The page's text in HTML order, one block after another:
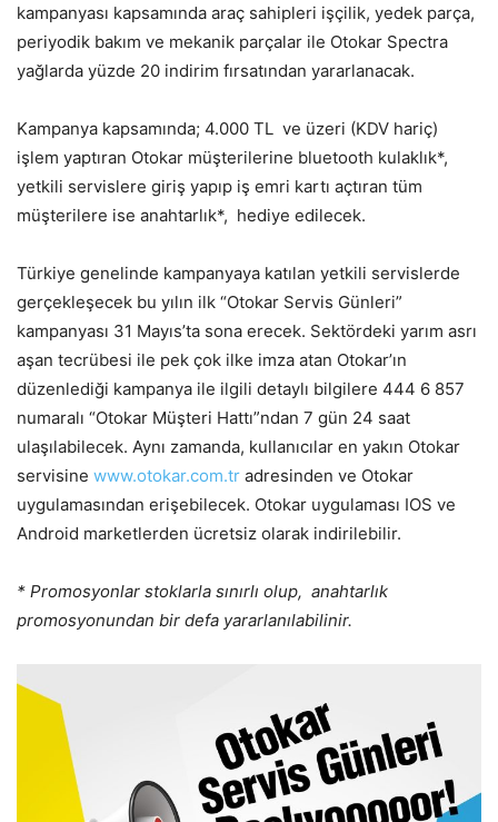
kampanyası kapsamında araç sahipleri işçilik, yedek parça,
periyodik bakım ve mekanik parçalar ile Otokar Spectra
yağlarda yüzde 20 indirim fırsatından yararlanacak.
Kampanya kapsamında; 4.000 TL ve üzeri (KDV hariç)
işlem yaptıran Otokar müşterilerine bluetooth kulaklık*,
yetkili servislere giriş yapıp iş emri kartı açtıran tüm
müşterilere ise anahtarlık*, hediye edilecek.
Türkiye genelinde kampanyaya katılan yetkili servislerde
gerçekleşecek bu yılın ilk “Otokar Servis Günleri”
kampanyası 31 Mayıs’ta sona erecek. Sektördeki yarım asrı
aşan tecrübesi ile pek çok ilke imza atan Otokar’ın
düzenlediği kampanya ile ilgili detaylı bilgilere 444 6 857
numaralı “Otokar Müşteri Hattı”ndan 7 gün 24 saat
ulaşılabilecek. Aynı zamanda, kullanıcılar en yakın Otokar
servisine www.otokar.com.tr adresinden ve Otokar
uygulamasından erişebilecek. Otokar uygulaması IOS ve
Android marketlerden ücretsiz olarak indirilebilir.
* Promosyonlar stoklarla sınırlı olup, anahtarlık
promosyonundan bir defa yararlanılabilinir.